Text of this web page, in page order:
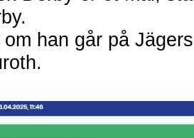
han går på